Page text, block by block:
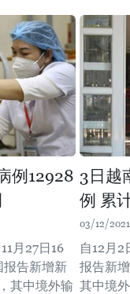
例12928
月27日16
报告新增新
其中境外输
3日越
例 累
03/12/2021
自12月2
报告新
其中境